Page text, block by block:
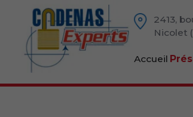
2413,
Nicolet
Accueil